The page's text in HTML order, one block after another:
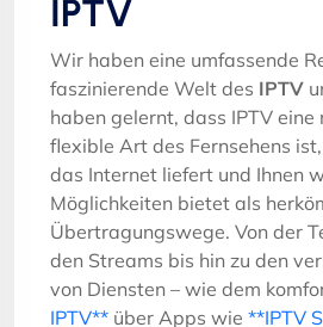
IPTV
Wir haben eine umfassende
faszinierende Welt des IPTV
haben gelernt, dass IPTV eine
flexible Art des Fernsehens
das Internet liefert und Ihnen
Möglichkeiten bietet als
Übertragungswege. Von der
den Streams bis hin zu den
von Diensten – wie dem
IPTV** über Apps wie **IPTV